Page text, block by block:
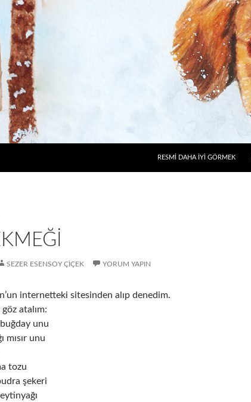
RESMI DAHA İYI GÖRMEK
SEZER ESENSOY ÇIÇEK YORUM YAPIN
internetteki sitesinden alıp denedim.
atalım:
unu
mısır unu
tozu
şekeri